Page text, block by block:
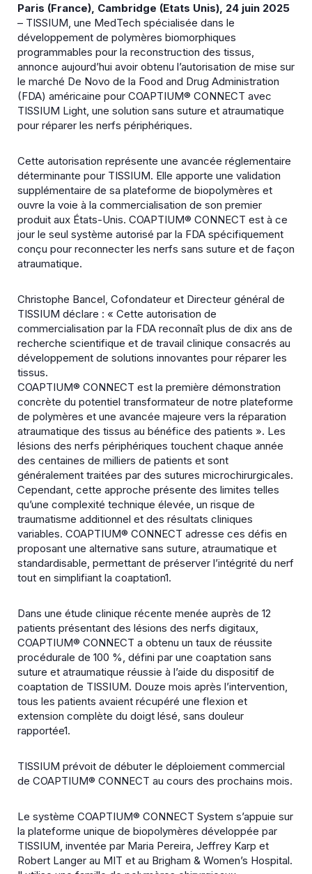
Paris (France), Cambridge (Etats Unis), 24 juin 2025
– TISSIUM, une MedTech spécialisée dans le
développement de polymères biomorphiques
programmables pour la reconstruction des tissus,
annonce aujourd’hui avoir obtenu l’autorisation de mise sur
le marché De Novo de la Food and Drug Administration
(FDA) américaine pour COAPTIUM® CONNECT avec
TISSIUM Light, une solution sans suture et atraumatique
pour réparer les nerfs périphériques.
Cette autorisation représente une avancée réglementaire
déterminante pour TISSIUM. Elle apporte une validation
supplémentaire de sa plateforme de biopolymères et
ouvre la voie à la commercialisation de son premier
produit aux États-Unis. COAPTIUM® CONNECT est à ce
jour le seul système autorisé par la FDA spécifiquement
conçu pour reconnecter les nerfs sans suture et de façon
atraumatique.
Christophe Bancel, Cofondateur et Directeur général de
TISSIUM déclare : « Cette autorisation de
commercialisation par la FDA reconnaît plus de dix ans de
recherche scientifique et de travail clinique consacrés au
développement de solutions innovantes pour réparer les
tissus.
COAPTIUM® CONNECT est la première démonstration
concrète du potentiel transformateur de notre plateforme
de polymères et une avancée majeure vers la réparation
atraumatique des tissus au bénéfice des patients ». Les
lésions des nerfs périphériques touchent chaque année
des centaines de milliers de patients et sont
généralement traitées par des sutures microchirurgicales.
Cependant, cette approche présente des limites telles
qu’une complexité technique élevée, un risque de
traumatisme additionnel et des résultats cliniques
variables. COAPTIUM® CONNECT adresse ces défis en
proposant une alternative sans suture, atraumatique et
standardisable, permettant de préserver l’intégrité du nerf
tout en simplifiant la coaptation1.
Dans une étude clinique récente menée auprès de 12
patients présentant des lésions des nerfs digitaux,
COAPTIUM® CONNECT a obtenu un taux de réussite
procédurale de 100 %, défini par une coaptation sans
suture et atraumatique réussie à l’aide du dispositif de
coaptation de TISSIUM. Douze mois après l’intervention,
tous les patients avaient récupéré une flexion et
extension complète du doigt lésé, sans douleur
rapportée1.
TISSIUM prévoit de débuter le déploiement commercial
de COAPTIUM® CONNECT au cours des prochains mois.
Le système COAPTIUM® CONNECT System s’appuie sur
la plateforme unique de biopolymères développée par
TISSIUM, inventée par Maria Pereira, Jeffrey Karp et
Robert Langer au MIT et au Brigham & Women’s Hospital.